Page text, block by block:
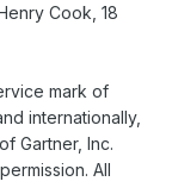
Cook, 18
mark of
internationally,
Gartner, Inc.
All